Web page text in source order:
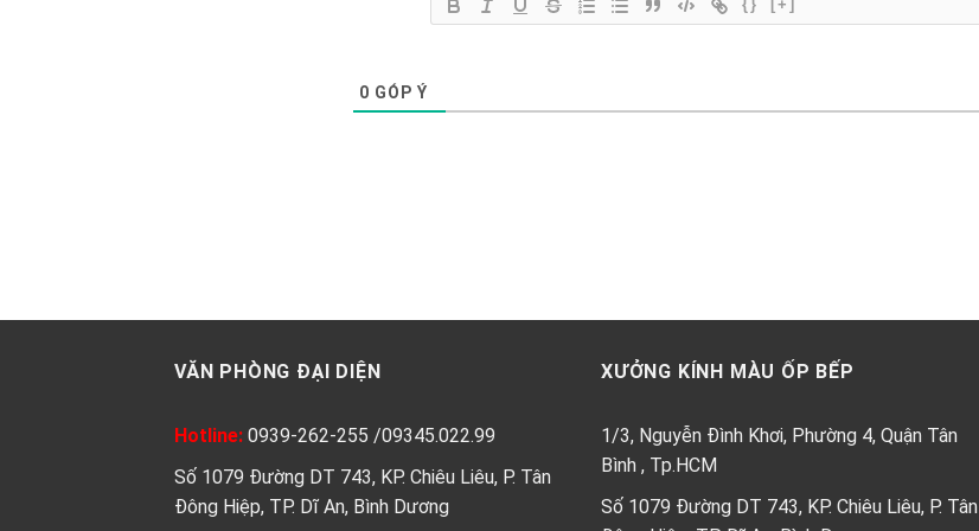
{} [+]
0 GÓP Ý
VĂN PHÒNG ĐẠI DIỆN
Hotline: 0939-262-255 /09345.022.99
Số 1079 Đường DT 743, KP. Chiêu Liêu, P. Tân
Đông Hiệp, TP. Dĩ An, Bình Dương
XƯỞNG KÍNH MÀU ỐP BẾP
1/3, Nguyễn Đình Khơi, Phường 4, Quận Tân
Bình , Tp.HCM
Số 1079 Đường DT 743, KP. Chiêu Liêu, P. Tân